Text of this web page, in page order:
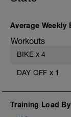
Average Weekly
Workouts
BIKE x 4
DAY OFF x 1
Training Load